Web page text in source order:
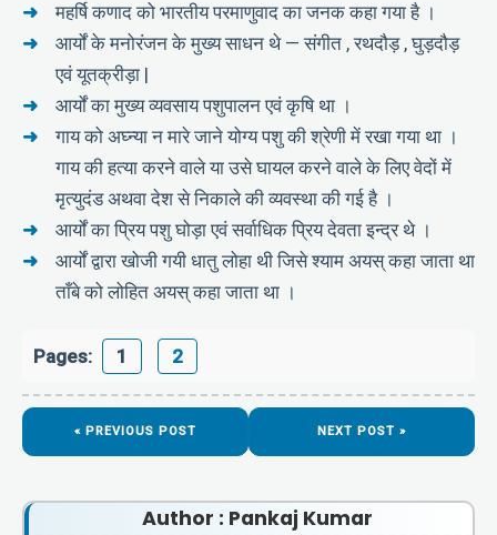
महर्षि कणाद को भारतीय परमाणुवाद का जनक कहा गया है ।
आर्यों के मनोरंजन के मुख्य साधन थे — संगीत , रथदौड़ , घुड़दौड़
एवं यूतक्रीड़ा |
आर्यों का मुख्य व्यवसाय पशुपालन एवं कृषि था ।
गाय को अघ्न्या न मारे जाने योग्य पशु की श्रेणी में रखा गया था ।
गाय की हत्या करने वाले या उसे घायल करने वाले के लिए वेदों में
मृत्युदंड अथवा देश से निकाले की व्यवस्था की गई है ।
आर्यों का प्रिय पशु घोड़ा एवं सर्वाधिक प्रिय देवता इन्द्र थे ।
आर्यों द्वारा खोजी गयी धातु लोहा थी जिसे श्याम अयस् कहा जाता था
ताँबे को लोहित अयस् कहा जाता था ।
Pages: 1 2
« PREVIOUS POST NEXT POST »
Author : Pankaj Kumar